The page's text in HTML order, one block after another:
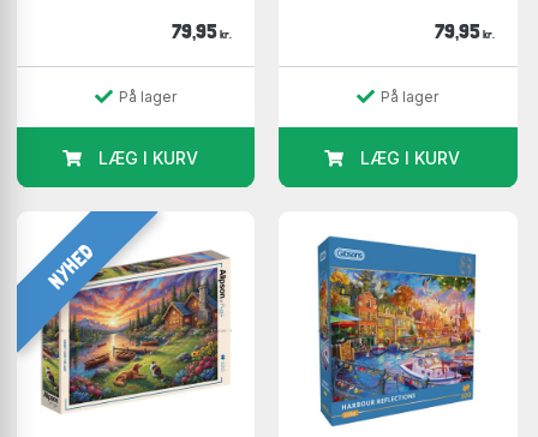
79,95 kr.
På lager
LÆG I KURV
79,95 kr.
På lager
LÆG I KURV
NYHED